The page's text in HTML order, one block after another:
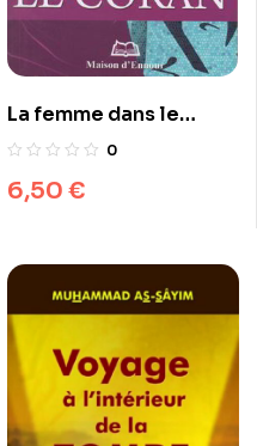
La femme dans le
Coran
0
6,50 €